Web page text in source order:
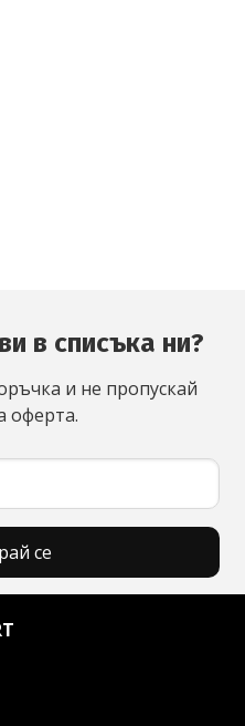
в списъка ни?
и не пропускай
оферта.
се